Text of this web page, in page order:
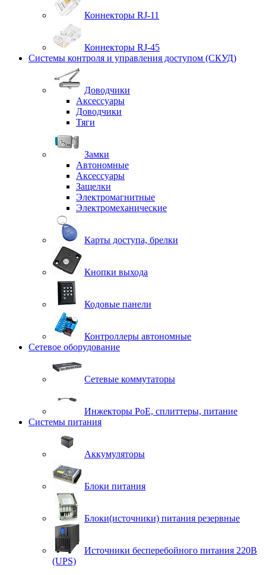
Коннекторы RJ-11
Коннекторы RJ-45
Системы контроля и управления доступом (СКУД)
Доводчики
Аксессуары
Доводчики
Тяги
Замки
Автономные
Аксессуары
Защелки
Электромагнитные
Электромеханические
Карты доступа, брелки
Кнопки выхода
Кодовые панели
Контроллеры автономные
Сетевое оборудование
Сетевые коммутаторы
Инжекторы РоЕ, сплиттеры, питание
Системы питания
Аккумуляторы
Блоки питания
Блоки(источники) питания резервные
Источники бесперебойного питания 220В
(UPS)